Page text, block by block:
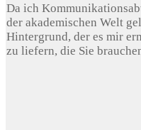
Da ich
der akademischen Welt
Hintergrund, der es mir
zu liefern, die Sie